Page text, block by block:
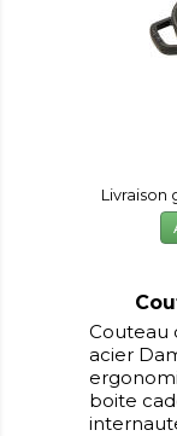
Livraison
Couteau
acier
boite